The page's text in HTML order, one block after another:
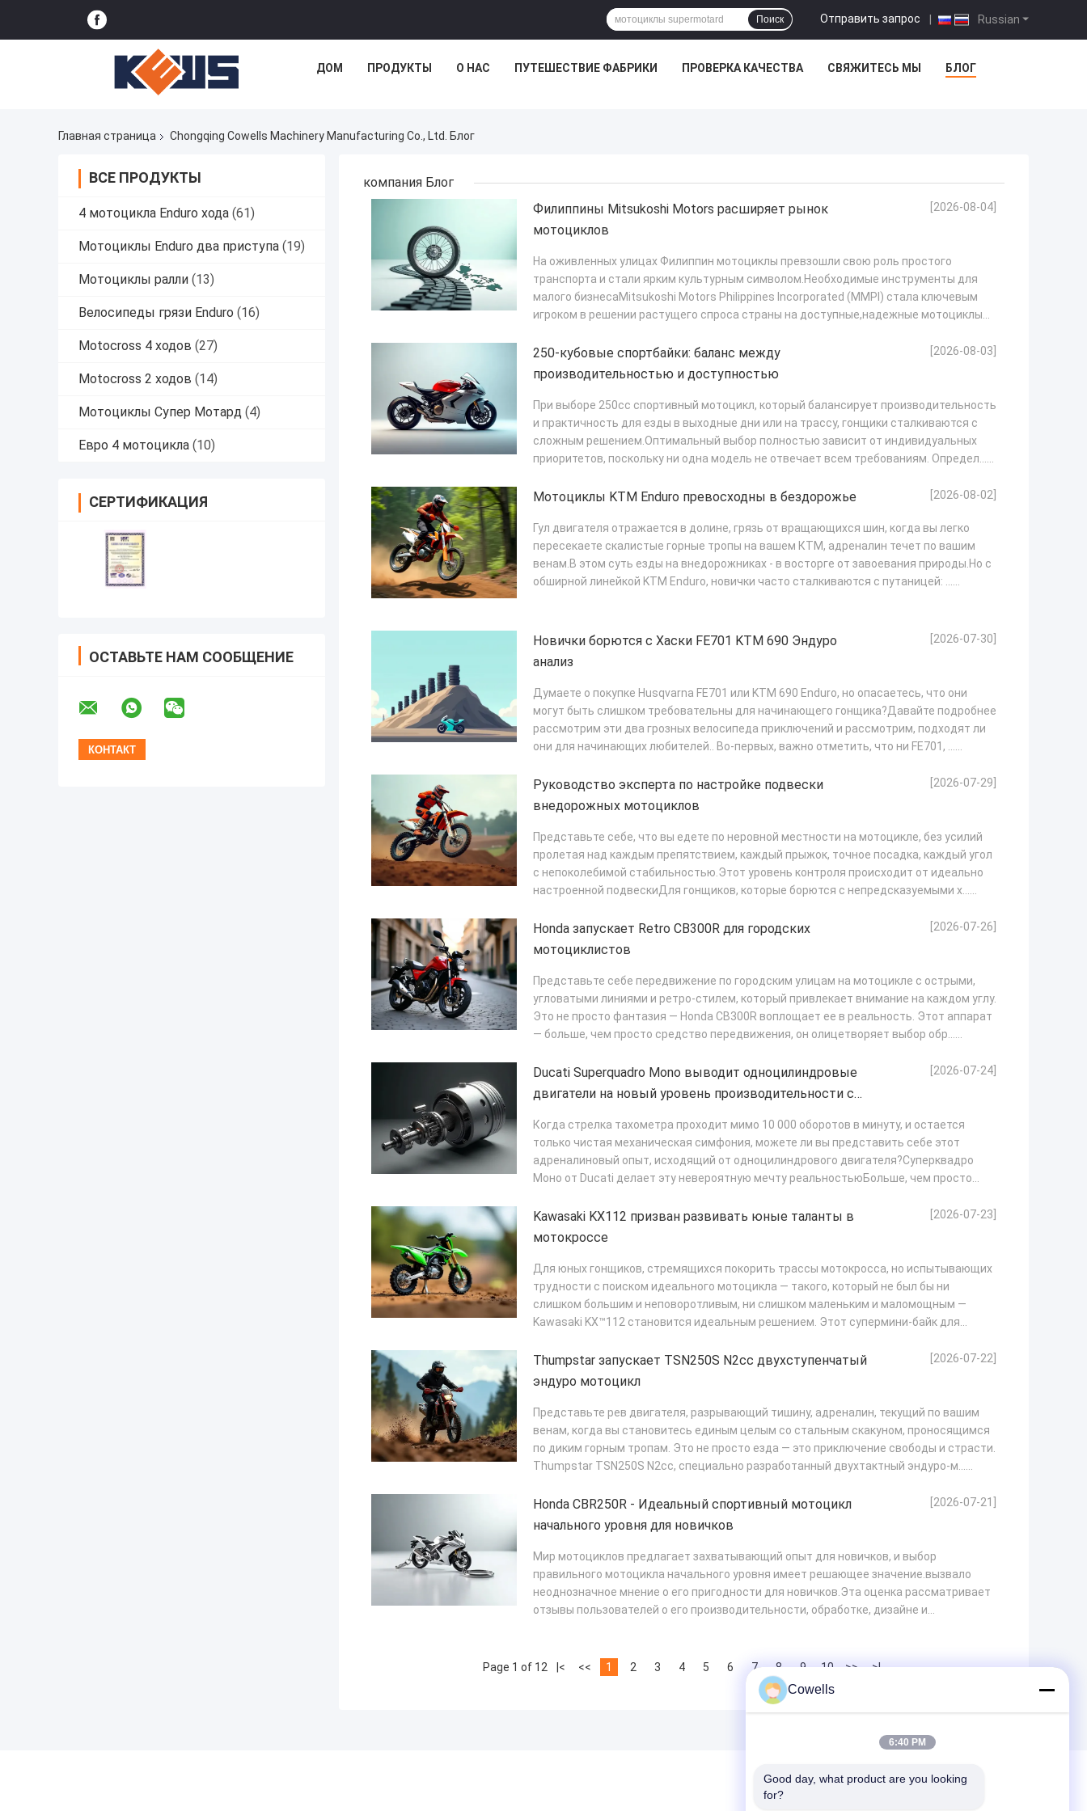
Russian
Отправить запрос |
Поиск
ДОМ ПРОДУКТЫ О НАС ПУТЕШЕСТВИЕ ФАБРИКИ ПРОВЕРКА КАЧЕСТВА СВЯЖИТЕСЬ МЫ БЛОГ
Главная страница Chongqing Cowells Machinery Manufacturing Co., Ltd. Блог
ВСЕ ПРОДУКТЫ
4 мотоцикла Enduro хода (61)
Мотоциклы Enduro два приступа (19)
Мотоциклы ралли (13)
Велосипеды грязи Enduro (16)
Motocross 4 ходов (27)
Motocross 2 ходов (14)
Мотоциклы Супер Мотард (4)
Евро 4 мотоцикла (10)
СЕРТИФИКАЦИЯ
ОСТАВЬТЕ НАМ СООБЩЕНИЕ
компания Блог
Филиппины Mitsukoshi Motors расширяет рынок
мотоциклов
[2026-08-04]
На оживленных улицах Филиппин мотоциклы превзошли свою роль простого
транспорта и стали ярким культурным символом.Необходимые инструменты для
малого бизнесаMitsukoshi Motors Philippines Incorporated (MMPI) стала ключевым
игроком в решении растущего спроса страны на доступные,надежные мотоциклы
250-кубовые спортбайки: баланс между
производительностью и доступностью
[2026-08-03]
При выборе 250cc спортивный мотоцикл, который балансирует производительность
и практичность для езды в выходные дни или на трассу, гонщики сталкиваются с
сложным решением.Оптимальный выбор полностью зависит от индивидуальных
приоритетов, поскольку ни одна модель не отвечает всем требованиям. Определ...
Мотоциклы KTM Enduro превосходны в бездорожье [2026-08-02]
Гул двигателя отражается в долине, грязь от вращающихся шин, когда вы легко
пересекаете скалистые горные тропы на вашем КТМ, адреналин течет по вашим
венам.В этом суть езды на внедорожниках - в восторге от завоевания природы.Но с
обширной линейкой KTM Enduro, новички часто сталкиваются с путаницей: ...
Новички борются с Хаски FE701 KTM 690 Эндуро
анализ
[2026-07-30]
Думаете о покупке Husqvarna FE701 или KTM 690 Enduro, но опасаетесь, что они
могут быть слишком требовательны для начинающего гонщика?Давайте подробнее
рассмотрим эти два грозных велосипеда приключений и рассмотрим, подходят ли
они для начинающих любителей.. Во-первых, важно отметить, что ни FE701, ...
Руководство эксперта по настройке подвески
внедорожных мотоциклов
[2026-07-29]
Представьте себе, что вы едете по неровной местности на мотоцикле, без усилий
пролетая над каждым препятствием, каждый прыжок, точное посадка, каждый угол
с непоколебимой стабильностью.Этот уровень контроля происходит от идеально
настроенной подвескиДля гонщиков, которые борются с непредсказуемыми х...
Honda запускает Retro CB300R для городских
мотоциклистов
[2026-07-26]
Представьте себе передвижение по городским улицам на мотоцикле с острыми,
угловатыми линиями и ретро-стилем, который привлекает внимание на каждом углу.
Это не просто фантазия — Honda CB300R воплощает ее в реальность. Этот аппарат
— больше, чем просто средство передвижения, он олицетворяет выбор обр...
Ducati Superquadro Mono выводит одноцилиндровые
двигатели на новый уровень производительности с
[2026-07-24]
Когда стрелка тахометра проходит мимо 10 000 оборотов в минуту, и остается
только чистая механическая симфония, можете ли вы представить себе этот
адреналиновый опыт, исходящий от одноцилиндрового двигателя?Суперквадро
Моно от Ducati делает эту невероятную мечту реальностьюБольше, чем просто
Kawasaki KX112 призван развивать юные таланты в
мотокроссе
[2026-07-23]
Для юных гонщиков, стремящихся покорить трассы мотокросса, но испытывающих
трудности с поиском идеального мотоцикла — такого, который не был бы ни
слишком большим и неповоротливым, ни слишком маленьким и маломощным —
Kawasaki KX™112 становится идеальным решением. Этот супермини-байк для
Thumpstar запускает TSN250S N2cc двухступенчатый
эндуро мотоцикл
[2026-07-22]
Представьте рев двигателя, разрывающий тишину, адреналин, текущий по вашим
венам, когда вы становитесь единым целым со стальным скакуном, проносящимся
по диким горным тропам. Это не просто езда — это приключение свободы и страсти.
Thumpstar TSN250S N2cc, специально разработанный двухтактный эндуро-м...
Honda CBR250R - Идеальный спортивный мотоцикл
начального уровня для новичков
[2026-07-21]
Мир мотоциклов предлагает захватывающий опыт для новичков, и выбор
правильного мотоцикла начального уровня имеет решающее значение.вызвало
неоднозначное мнение о его пригодности для новичков.Эта оценка рассматривает
отзывы пользователей о его производительности, обработке, дизайне и
Page 1 of 12 |< << 1 2 3 4 5 6 7 8 9 10 >> >|
Cowells
6:40 PM
Good day, what product are you looking
for?